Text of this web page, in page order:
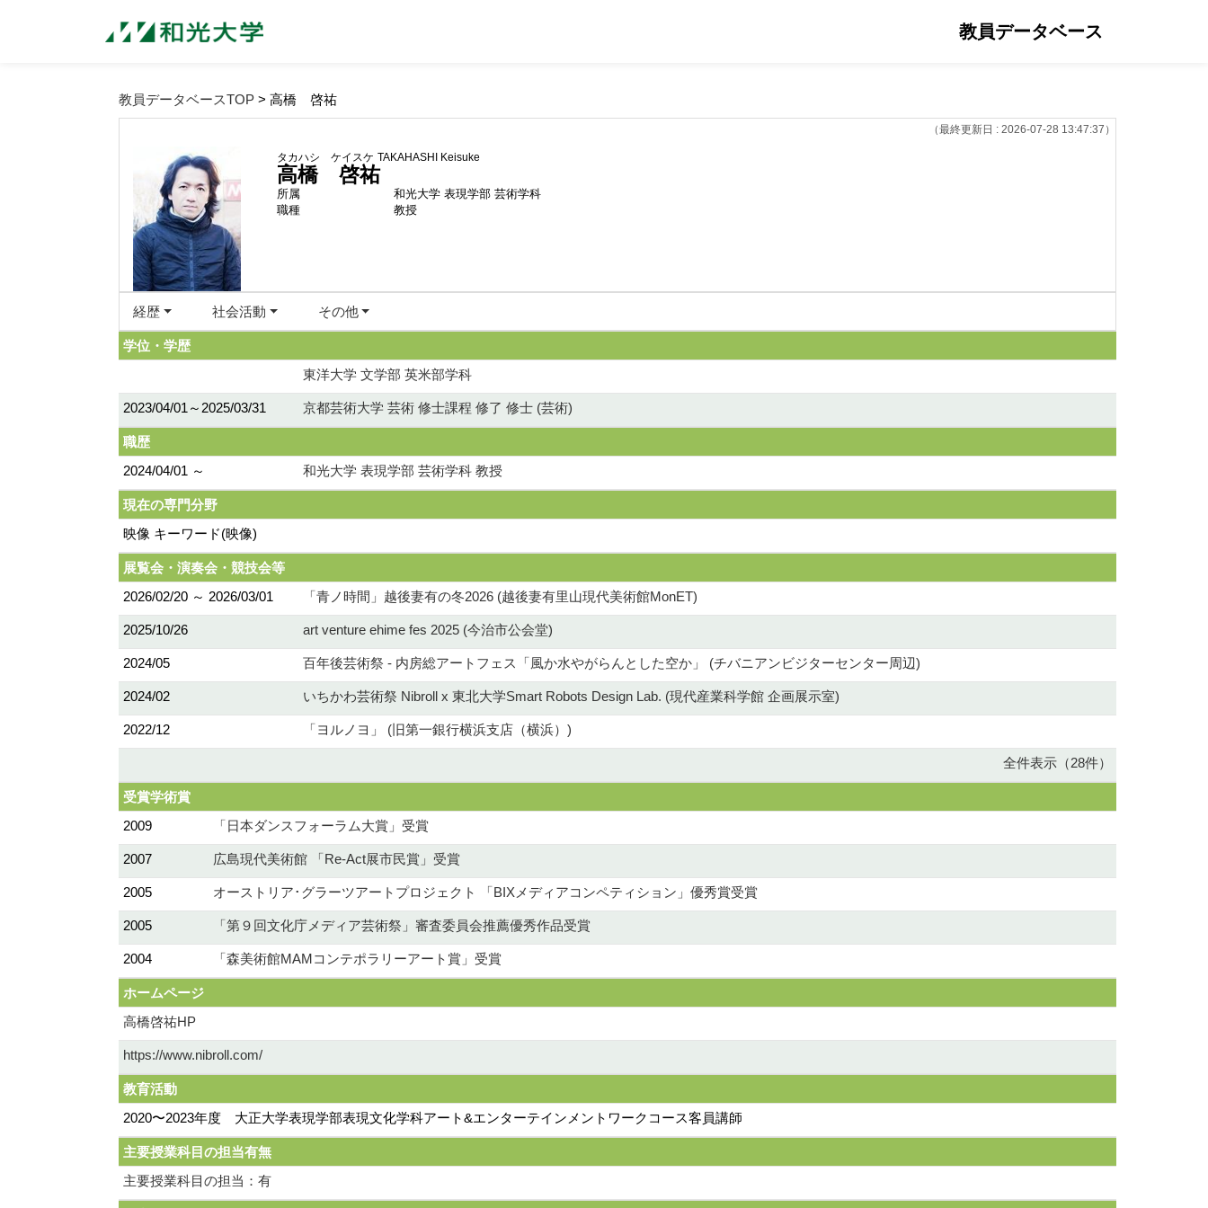
教員データベース
教員データベースTOP > 高橋 啓祐
（最終更新日 : 2026-07-28 13:47:37）
タカハシ ケイスケ TAKAHASHI Keisuke
高橋 啓祐
所属
和光大学 表現学部 芸術学科
職種
教授
経歴 社会活動 その他
学位・学歴
東洋大学 文学部 英米部学科
2023/04/01～2025/03/31 京都芸術大学 芸術 修士課程 修了 修士 (芸術)
職歴
2024/04/01 ～
和光大学 表現学部 芸術学科 教授
現在の専門分野
映像 キーワード(映像)
展覧会・演奏会・競技会等
2026/02/20 ～ 2026/03/01
「青ノ時間」越後妻有の冬2026 (越後妻有里山現代美術館MonET)
2025/10/26 art venture ehime fes 2025 (今治市公会堂)
2024/05 百年後芸術祭 - 内房総アートフェス「風か水やがらんとした空か」 (チバニアンビジターセンター周辺)
2024/02 いちかわ芸術祭 Nibroll x 東北大学Smart Robots Design Lab. (現代産業科学館 企画展示室)
2022/12 「ヨルノヨ」 (旧第一銀行横浜支店（横浜）)
全件表示（28件）
受賞学術賞
2009
「日本ダンスフォーラム大賞」受賞
2007 広島現代美術館 「Re-Act展市民賞」受賞
2005 オーストリア･グラーツアートプロジェクト 「BIXメディアコンペティション」優秀賞受賞
2005 「第９回文化庁メディア芸術祭」審査委員会推薦優秀作品受賞
2004 「森美術館MAMコンテポラリーアート賞」受賞
ホームページ
高橋啓祐HP
https://www.nibroll.com/
教育活動
2020〜2023年度 大正大学表現学部表現文化学科アート&エンターテインメントワークコース客員講師
主要授業科目の担当有無
主要授業科目の担当：有